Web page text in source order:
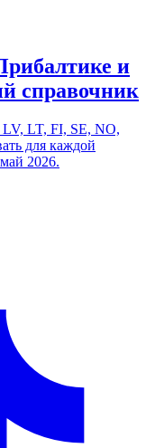
и
справочник
LT, FI, SE, NO,
для каждой
2026.